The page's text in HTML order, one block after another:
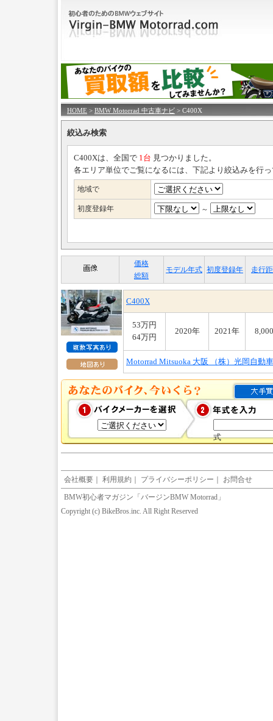
HOME > BMW Motorrad 中古車ナビ > C400X
絞込み検索
C400Xは、全国で 1台 見つかりました。
各エリア単位でご覧になるには、下記より絞込みを行
地域で
初度登録年 ～
価格
総額
モデル年式 初度登録年 走行
C400X
53万円
64万円
2020年 2021年
Motorrad Mitsuoka 大阪 （株）光岡自動車
式
会社概要 ｜ 利用規約 ｜ プライバシーポリシー ｜ お問合せ
BMW初心者マガジン「バージンBMW Motorrad」
Copyright (c) BikeBros.inc. All Right Reserved